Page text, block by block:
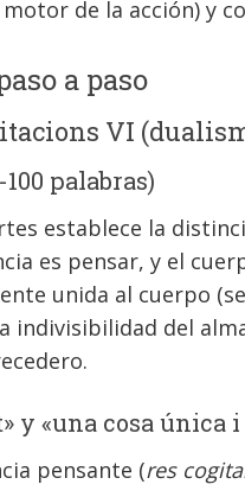
de la acción) y
a paso
VI
palabras)
establece la
es pensar, y el
unida al cuerpo
indivisibilidad del
y «una cosa única
pensante (res